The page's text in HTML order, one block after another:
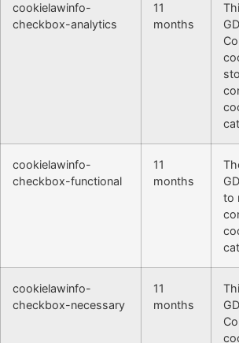
cookielawinfo-
checkbox-analytics
11
months
cookielawinfo-
checkbox-functional
11
months
to
cookielawinfo-
checkbox-necessary
11
months